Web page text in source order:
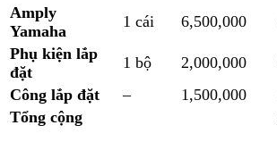
Amply
Yamaha
1 cái 6,500,000
Phụ kiện lắp
đặt
1 bộ 2,000,000
Công lắp đặt
– 1,500,000
Tổng cộng